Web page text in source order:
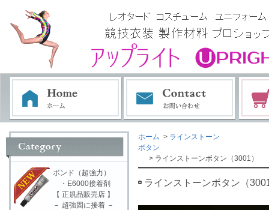
ホーム > ラインストーン
ボタン
> ラインストーンボタン（3001）
ラインストーンボタン（
ボンド（超強力）
・E6000接着剤
【 正規品販売店 】
－ 超強固に接着 －